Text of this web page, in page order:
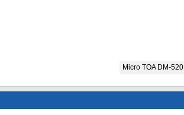
Micro TOA DM-520